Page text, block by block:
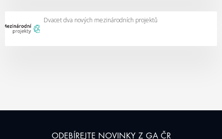
Dvacet dva nových mezinárodních projektů
ODEBÍREJTE NOVINKY Z GA ČR